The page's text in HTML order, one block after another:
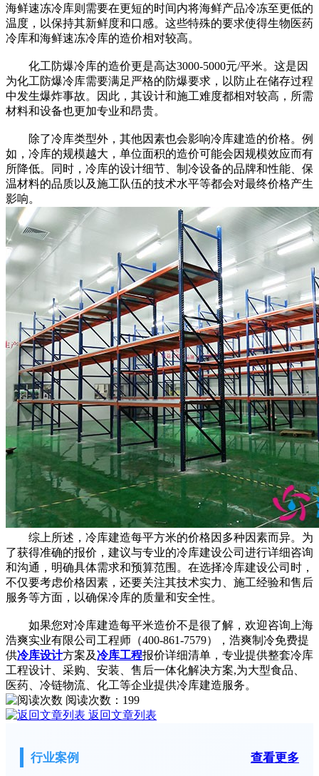
海鲜速冻冷库则需要在更短的时间内将海鲜产品冷冻至更低的
温度，以保持其新鲜度和口感。这些特殊的要求使得生物医药
冷库和海鲜速冻冷库的造价相对较高。
化工防爆冷库的造价更是高达3000-5000元/平米。这是因
为化工防爆冷库需要满足严格的防爆要求，以防止在储存过程
中发生爆炸事故。因此，其设计和施工难度都相对较高，所需
材料和设备也更加专业和昂贵。
除了冷库类型外，其他因素也会影响冷库建造的价格。例
如，冷库的规模越大，单位面积的造价可能会因规模效应而有
所降低。同时，冷库的设计细节、制冷设备的品牌和性能、保
温材料的品质以及施工队伍的技术水平等都会对最终价格产生
影响。
综上所述，冷库建造每平方米的价格因多种因素而异。为
了获得准确的报价，建议与专业的冷库建设公司进行详细咨询
和沟通，明确具体需求和预算范围。在选择冷库建设公司时，
不仅要考虑价格因素，还要关注其技术实力、施工经验和售后
服务等方面，以确保冷库的质量和安全性。
如果您对冷库建造每平米造价不是很了解，欢迎咨询上海
浩爽实业有限公司工程师（400-861-7579），浩爽制冷免费提
供冷库设计方案及冷库工程报价详细清单，专业提供整套冷库
工程设计、采购、安装、售后一体化解决方案,为大型食品、
医药、冷链物流、化工等企业提供冷库建造服务。
阅读次数： 199
返回文章列表
行业案例 查看更多